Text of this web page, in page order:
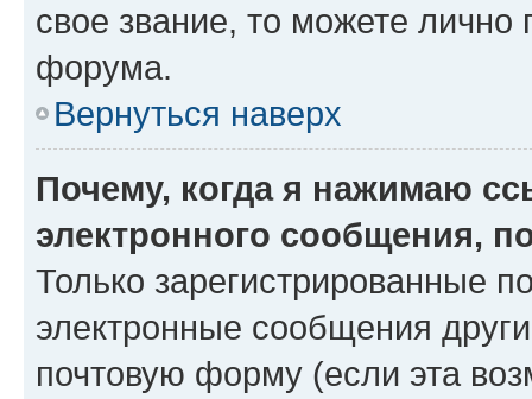
свое звание, то можете лично
форума.
Вернуться наверх
Почему, когда я нажимаю
электронного сообщения,
Только зарегистрированные
электронные сообщения
почтовую форму (если эта